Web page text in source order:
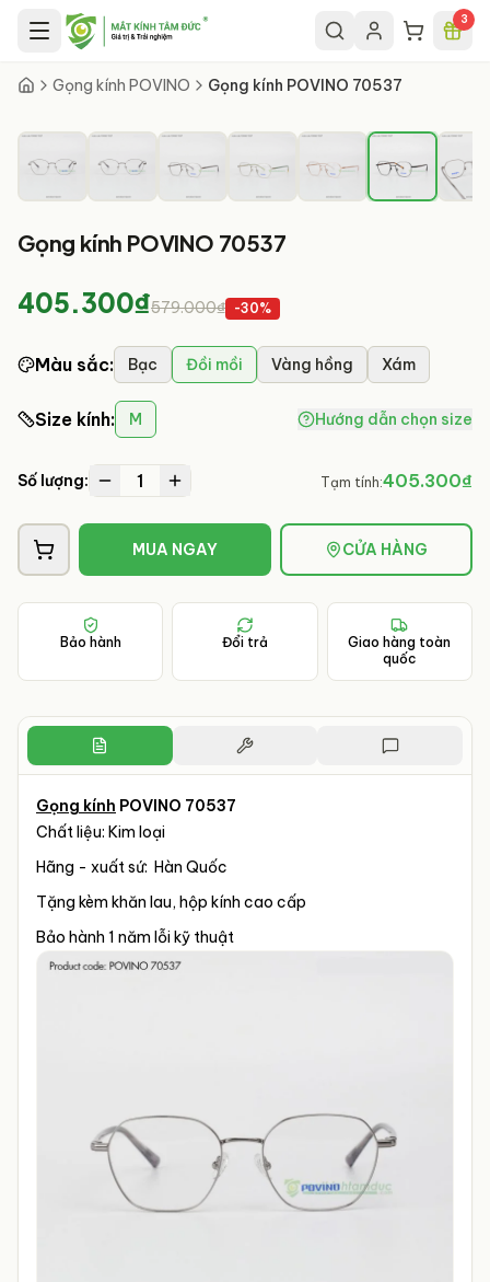
Chuyển đến nội dung chính 3
Gọng kính POVINO Gọng kính POVINO 70537
Gọng kính POVINO 70537
405.300₫579.000₫ -30%
Màu sắc: Bạc Đồi mồi Vàng hồng Xám
Size kính: M Hướng dẫn chọn size
Số lượng: 1 Tạm tính:405.300₫
MUA NGAY CỬA HÀNG
Bảo hành Đổi trả
Giao hàng toàn
quốc
Gọng kính POVINO 70537
Chất liệu: Kim loại
Hãng - xuất sứ: Hàn Quốc
Tặng kèm khăn lau, hộp kính cao cấp
Bảo hành 1 năm lỗi kỹ thuật